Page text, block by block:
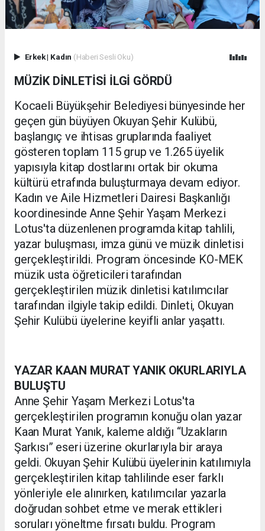
Erkek| Kadın (Haberi Sesli Oku)
MÜZİK DİNLETİSİ İLGİ GÖRDÜ
Kocaeli Büyükşehir Belediyesi bünyesinde her
geçen gün büyüyen Okuyan Şehir Kulübü,
başlangıç ve ihtisas gruplarında faaliyet
gösteren toplam 115 grup ve 1.265 üyelik
yapısıyla kitap dostlarını ortak bir okuma
kültürü etrafında buluşturmaya devam ediyor.
Kadın ve Aile Hizmetleri Dairesi Başkanlığı
koordinesinde Anne Şehir Yaşam Merkezi
Lotus'ta düzenlenen programda kitap tahlili,
yazar buluşması, imza günü ve müzik dinletisi
gerçekleştirildi. Program öncesinde KO-MEK
müzik usta öğreticileri tarafından
gerçekleştirilen müzik dinletisi katılımcılar
tarafından ilgiyle takip edildi. Dinleti, Okuyan
Şehir Kulübü üyelerine keyifli anlar yaşattı.
YAZAR KAAN MURAT YANIK OKURLARIYLA
BULUŞTU
Anne Şehir Yaşam Merkezi Lotus'ta
gerçekleştirilen programın konuğu olan yazar
Kaan Murat Yanık, kaleme aldığı “Uzakların
Şarkısı” eseri üzerine okurlarıyla bir araya
geldi. Okuyan Şehir Kulübü üyelerinin katılımıyla
gerçekleştirilen kitap tahlilinde eser farklı
yönleriyle ele alınırken, katılımcılar yazarla
doğrudan sohbet etme ve merak ettikleri
soruları yöneltme fırsatı buldu. Program